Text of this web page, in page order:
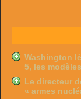
Washington
5, les
Le directeur
« armes